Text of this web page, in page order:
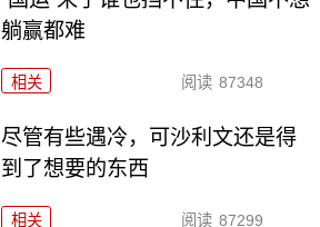
躺赢都难
相关 阅读 87348
尽管有些遇冷，可沙利文还是得
到了想要的东西
相关 阅读 87299